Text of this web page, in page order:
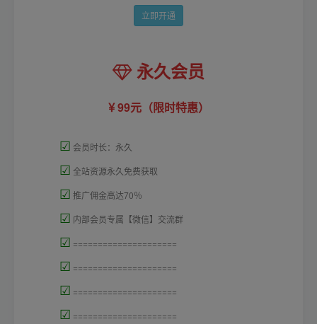
立即开通
永久会员
99元（限时特惠）
☑ 会员时长：永久
☑ 全站资源永久免费获取
☑ 推广佣金高达70％
☑ 内部会员专属【微信】交流群
☑ =====================
☑ =====================
☑ =====================
☑ =====================